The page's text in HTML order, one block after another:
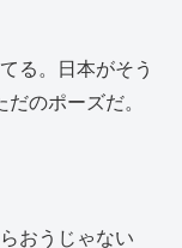
る。日本がそう
のポーズだ。
おうじゃない